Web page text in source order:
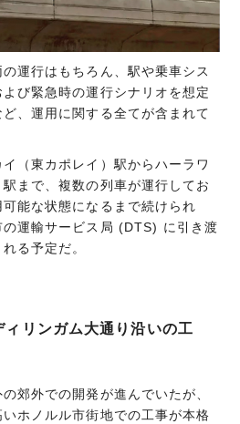
運行はもちろん、駅や乗車シス
び緊急時の運行シナリオを想定
、運用に関する全てが含まれて
（東カポレイ）駅からハーラワ
駅まで、複数の列車が運行してお
能な状態になるまで続けられ
運輸サービス局 (DTS) に引き渡
る予定だ。
リンガム大通り沿いの工
郊外での開発が進んでいたが、
ホノルル市街地での工事が本格